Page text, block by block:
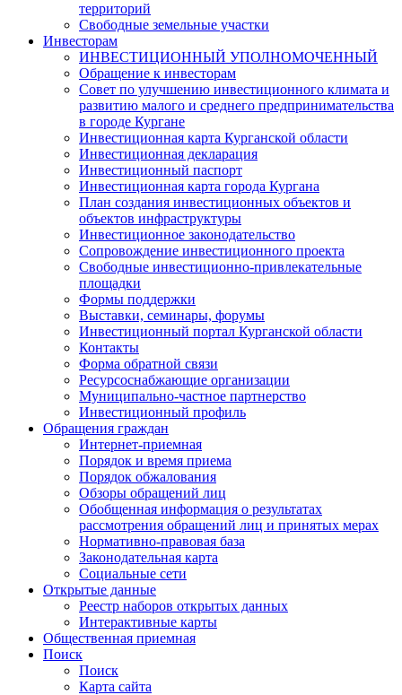
территорий
Свободные земельные участки
Инвесторам
ИНВЕСТИЦИОННЫЙ УПОЛНОМОЧЕННЫЙ
Обращение к инвесторам
Совет по улучшению инвестиционного климата и
развитию малого и среднего предпринимательства
в городе Кургане
Инвестиционная карта Курганской области
Инвестиционная декларация
Инвестиционный паспорт
Инвестиционная карта города Кургана
План создания инвестиционных объектов и
объектов инфраструктуры
Инвестиционное законодательство
Сопровождение инвестиционного проекта
Свободные инвестиционно-привлекательные
площадки
Формы поддержки
Выставки, семинары, форумы
Инвестиционный портал Курганской области
Контакты
Форма обратной связи
Ресурсоснабжающие организации
Муниципально-частное партнерство
Инвестиционный профиль
Обращения граждан
Интернет-приемная
Порядок и время приема
Порядок обжалования
Обзоры обращений лиц
Обобщенная информация о результатах
рассмотрения обращений лиц и принятых мерах
Нормативно-правовая база
Законодательная карта
Социальные сети
Открытые данные
Реестр наборов открытых данных
Интерактивные карты
Общественная приемная
Поиск
Поиск
Карта сайта